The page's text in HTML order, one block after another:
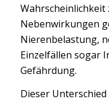
Wahrscheinlichkeit
Nebenwirkungen
Nierenbelastung,
Einzelfällen sogar
Gefährdung.
Dieser